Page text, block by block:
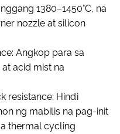
1380–1450°C, na
nozzle at silicon
Angkop para sa
acid mist na
resistance: Hindi
ng mabilis na pag-init
thermal cycling